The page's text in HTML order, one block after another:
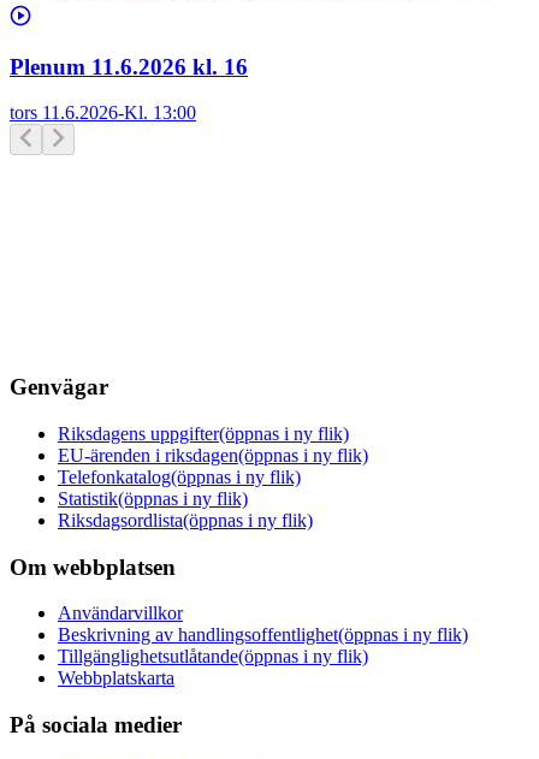
Plenum 11.6.2026 kl. 16
tors 11.6.2026-Kl. 13:00
Genvägar
Riksdagens uppgifter(öppnas i ny flik)
EU-ärenden i riksdagen(öppnas i ny flik)
Telefonkatalog(öppnas i ny flik)
Statistik(öppnas i ny flik)
Riksdagsordlista(öppnas i ny flik)
Om webbplatsen
Användarvillkor
Beskrivning av handlingsoffentlighet(öppnas i ny flik)
Tillgänglighetsutlåtande(öppnas i ny flik)
Webbplatskarta
På sociala medier